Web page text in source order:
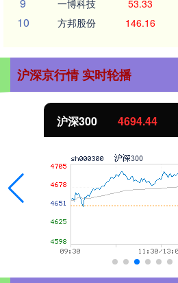
一博科技 53.33
10 方邦股份 146.16
沪深京行情 实时轮播
沪深300 4694.44